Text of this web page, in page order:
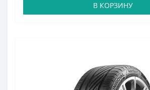
В КОРЗИНУ